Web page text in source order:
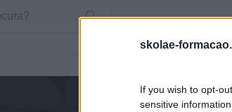
skolae-
If you wish to opt-
sensitive